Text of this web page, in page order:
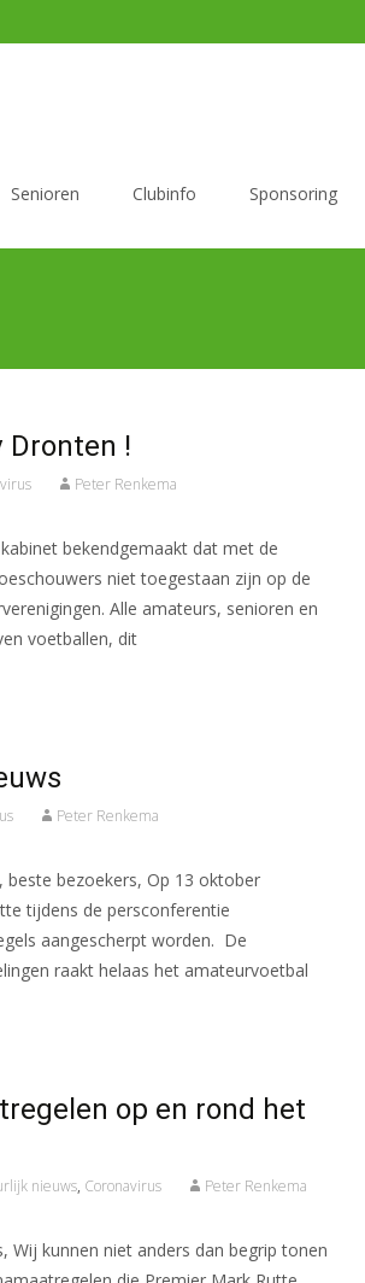
Senioren Clubinfo Sponsoring
Dronten !
Peter Renkema
bekendgemaakt dat met de
niet toegestaan zijn op de
Alle amateurs, senioren en
voetballen, dit
Peter Renkema
beste bezoekers, Op 13 oktober
tijdens de persconferentie
aangescherpt worden. De
raakt helaas het amateurvoetbal
op en rond het
nieuws, Coronavirus Peter Renkema
Wij kunnen niet anders dan begrip tonen